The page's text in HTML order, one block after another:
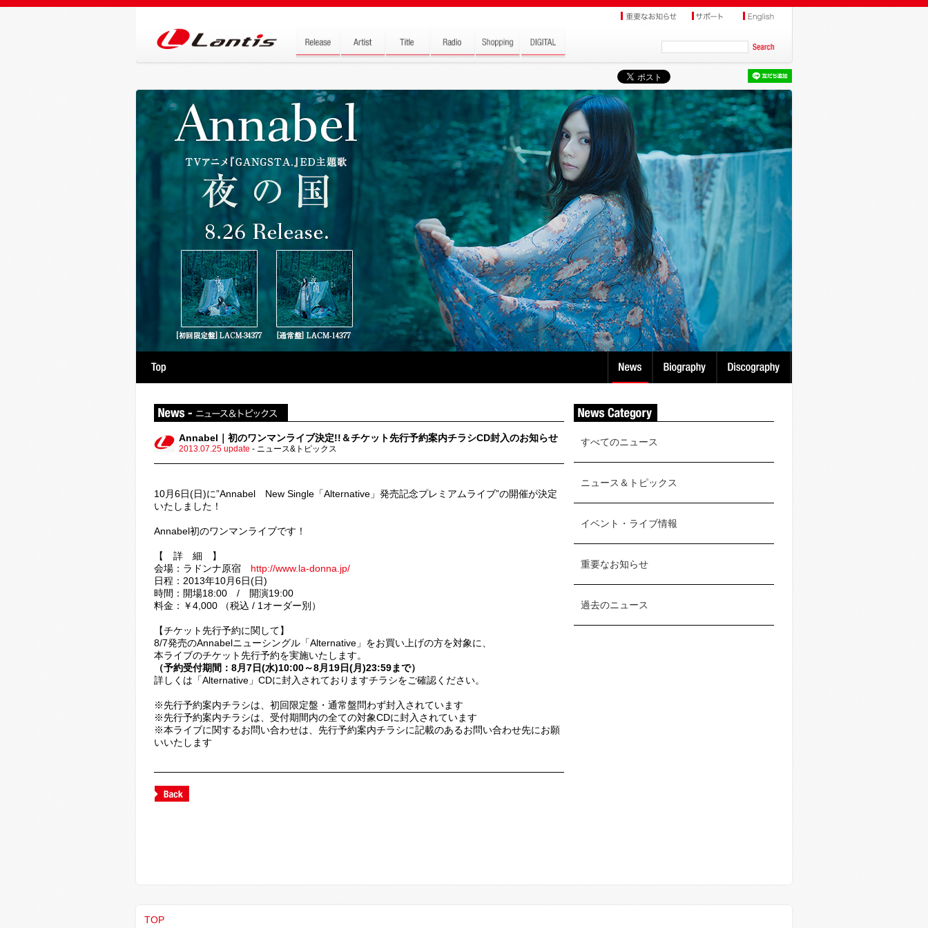
Annabel｜初のワンマンライブ決定!!＆チケット先行予約案内チラシCD封入のお知らせ
2013.07.25 update - ニュース&トピックス
10月6日(日)に”Annabel New Single「Alternative」発売記念プレミアムライブ”の開催が決定
いたしました！
Annabel初のワンマンライブです！
【 詳 細 】
会場：ラドンナ原宿 http://www.la-donna.jp/
日程：2013年10月6日(日)
時間：開場18:00 / 開演19:00
料金：￥4,000 （税込 / 1オーダー別）
【チケット先行予約に関して】
8/7発売のAnnabelニューシングル「Alternative」をお買い上げの方を対象に、
本ライブのチケット先行予約を実施いたします。
（予約受付期間：8月7日(水)10:00～8月19日(月)23:59まで）
詳しくは「Alternative」CDに封入されておりますチラシをご確認ください。
※先行予約案内チラシは、初回限定盤・通常盤問わず封入されています
※先行予約案内チラシは、受付期間内の全ての対象CDに封入されています
※本ライブに関するお問い合わせは、先行予約案内チラシに記載のあるお問い合わせ先にお願
いいたします
すべてのニュース
ニュース＆トピックス
イベント・ライブ情報
重要なお知らせ
過去のニュース
TOP